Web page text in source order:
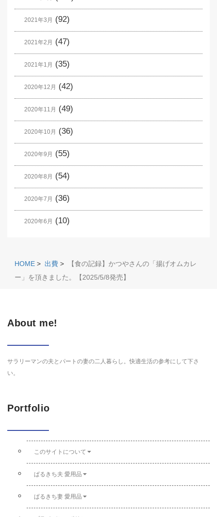
2021年3月 (92)
2021年2月 (47)
2021年1月 (35)
2020年12月 (42)
2020年11月 (49)
2020年10月 (36)
2020年9月 (55)
2020年8月 (54)
2020年7月 (36)
2020年6月 (10)
HOME > 出費 >
【食の記録】かつやさんの「揚げオムカレ
ー」を頂きました。【2025/5/8発売】
About me!
サラリーマンの夫とパートの妻の二人暮らし。快適生活の参考にして下さ
い。
Portfolio
このサイトについて
ぱるきち夫 愛用品
ぱるきち妻 愛用品